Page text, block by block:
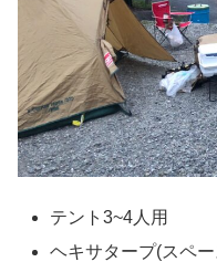
テント3~4人用
ヘキサタープ(スペ